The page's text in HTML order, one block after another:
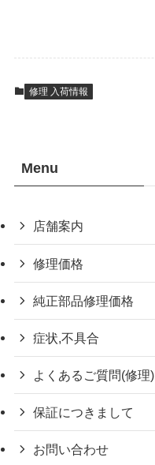
修理 入荷情報
Menu
店舗案内
修理価格
純正部品修理価格
症状,不具合
よくあるご質問(修理)
保証につきまして
お問い合わせ